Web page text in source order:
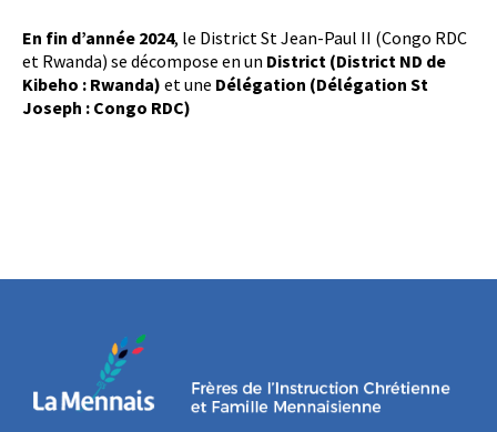
En fin d’année 2024, le District St Jean-Paul II (Congo RDC
et Rwanda) se décompose en un District (District ND de
Kibeho : Rwanda) et une Délégation (Délégation St
Joseph : Congo RDC)